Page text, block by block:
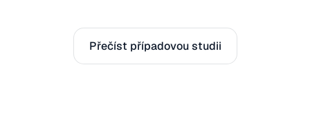
Přečíst případovou studii